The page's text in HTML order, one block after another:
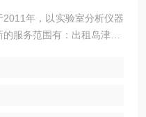
年，以实验室分析仪器
服务范围有：出租岛津ED
租期仪器试机体验----租